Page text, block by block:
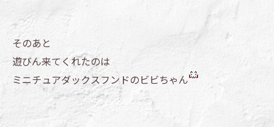
そのあと
遊びん来てくれたのは
ミニチュアダックスフンドのビビちゃん